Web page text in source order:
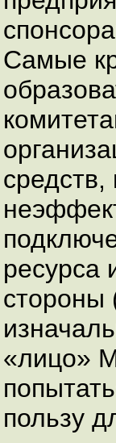
Самые
средств,
ресурса
стороны
«лицо»
пользу